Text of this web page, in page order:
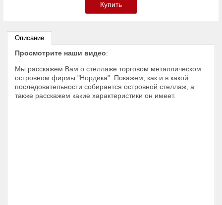
Купить
Описание
Просмотрите наши видео:
Мы расскажем Вам о стеллаже торговом металлическом
островном фирмы "Нордика". Покажем, как и в какой
последовательности собирается островной стеллаж, а
также расскажем какие характеристики он имеет.